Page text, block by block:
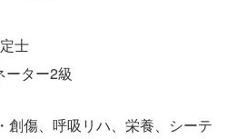
士
ーター2級
創傷、呼吸リハ、栄養、シーテ